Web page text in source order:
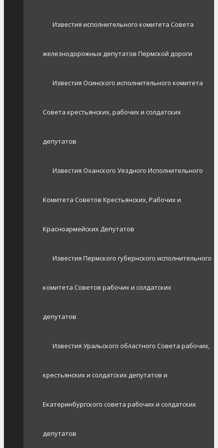
Известия исполнительного комитета Совета
железнодорожных депутатов Пермской дороги
Известия Осинского исполнительного комитета
Совета крестьянских, рабочих и солдатских
депутатов
Известия Оханского Уездного Исполнительного
Комитета Советов Крестьянских, Рабочих и
Красноармейских Депутатов
Известия Пермского губернского исполнительного
комитета Советов рабочих и солдатских
депутатов
Известия Уральского областного Совета рабочих,
крестьянских и солдатских депутатов и
Екатеринбургского совета рабочих и солдатских
депутатов